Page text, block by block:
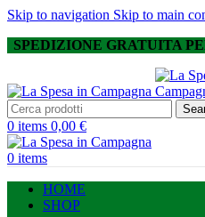
Skip to navigation Skip to main
SPEDIZIONE GRATUITA
0 items 0,00 €
0 items
HOME
SHOP